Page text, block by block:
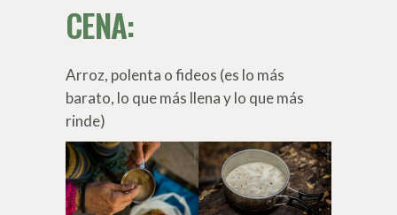
CENA:
Arroz, polenta o fideos (es lo más
barato, lo que más llena y lo que más
rinde)